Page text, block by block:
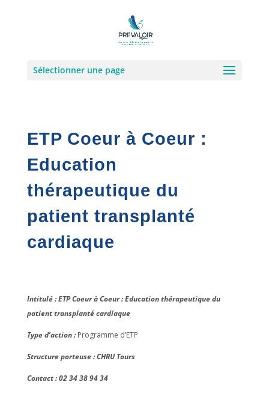
Sélectionner une page
ETP Coeur à Coeur :
Education
thérapeutique du
patient transplanté
cardiaque
Intitulé : ETP Coeur à Coeur : Education thérapeutique du
patient transplanté cardiaque
Type d’action :Programme d’ETP
Structure porteuse :CHRU Tours
Contact : 02 34 38 94 34